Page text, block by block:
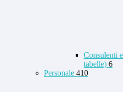
Consulenti
tabelle) 6
Personale 410